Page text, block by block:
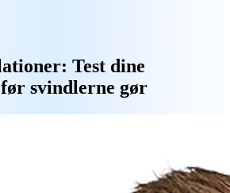
Test dine
svindlerne gør